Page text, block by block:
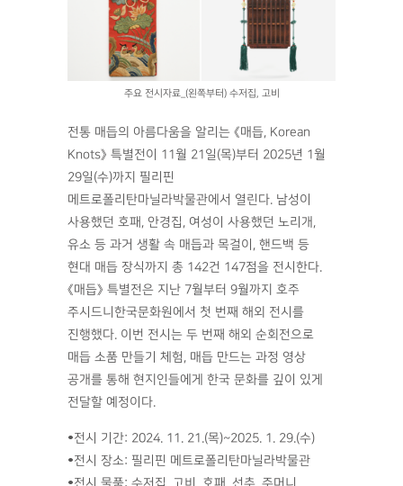
주요 전시자료_(왼쪽부터) 수저집, 고비
전통 매듭의 아름다움을 알리는 《매듭, Korean
Knots》 특별전이 11월 21일(목)부터 2025년 1월
29일(수)까지 필리핀
메트로폴리탄마닐라박물관에서 열린다. 남성이
사용했던 호패, 안경집, 여성이 사용했던 노리개,
유소 등 과거 생활 속 매듭과 목걸이, 핸드백 등
현대 매듭 장식까지 총 142건 147점을 전시한다.
《매듭》 특별전은 지난 7월부터 9월까지 호주
주시드니한국문화원에서 첫 번째 해외 전시를
진행했다. 이번 전시는 두 번째 해외 순회전으로
매듭 소품 만들기 체험, 매듭 만드는 과정 영상
공개를 통해 현지인들에게 한국 문화를 깊이 있게
전달할 예정이다.
•전시 기간: 2024. 11. 21.(목)~2025. 1. 29.(수)
•전시 장소: 필리핀 메트로폴리탄마닐라박물관
•전시 물품: 수저집, 고비, 호패, 선추, 주머니,